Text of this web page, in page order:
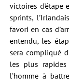
victoires
sprints,
favori en cas
entendu, les
sera compliqué
les plus
l’homme à